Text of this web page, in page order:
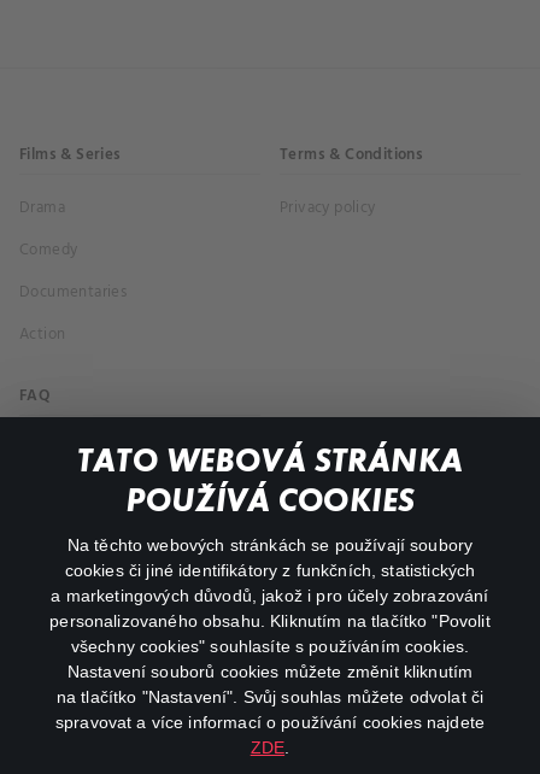
TATO WEBOVÁ STRÁNKA
POUŽÍVÁ COOKIES
Na těchto webových stránkách se používají soubory
cookies či jiné identifikátory z funkčních, statistických
a marketingových důvodů, jakož i pro účely zobrazování
personalizovaného obsahu. Kliknutím na tlačítko "Povolit
všechny cookies" souhlasíte s používáním cookies.
Nastavení souborů cookies můžete změnit kliknutím
na tlačítko "Nastavení". Svůj souhlas můžete odvolat či
spravovat a více informací o používání cookies najdete
ZDE
Films & Series
Drama
Comedy
Documentaries
Action
Terms & Conditions
Privacy policy
FAQ
My profile
facebookinstagram
youtube